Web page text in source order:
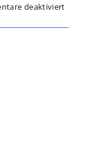
deaktiviertfür
Dr.